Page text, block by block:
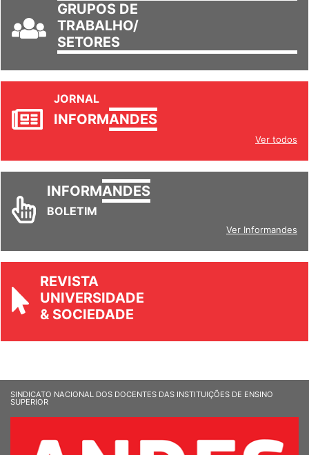
GRUPOS DE
TRABALHO/
SETORES
JORNAL
INFORMANDES
Ver todos
INFORMANDES
BOLETIM
Ver Informandes
REVISTA
UNIVERSIDADE
& SOCIEDADE
SINDICATO NACIONAL DOS DOCENTES DAS INSTITUIÇÕES DE ENSINO
SUPERIOR